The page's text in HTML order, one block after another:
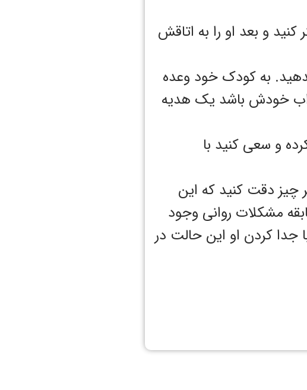
و بعد او را به اتاقش
بدهید. به کودک خود وعده
خودش باشد یک هدیه
و سعی کنید با
چیز دقت کنید که این
مشکلات روانی وجود
جدا کردن او این حالت در